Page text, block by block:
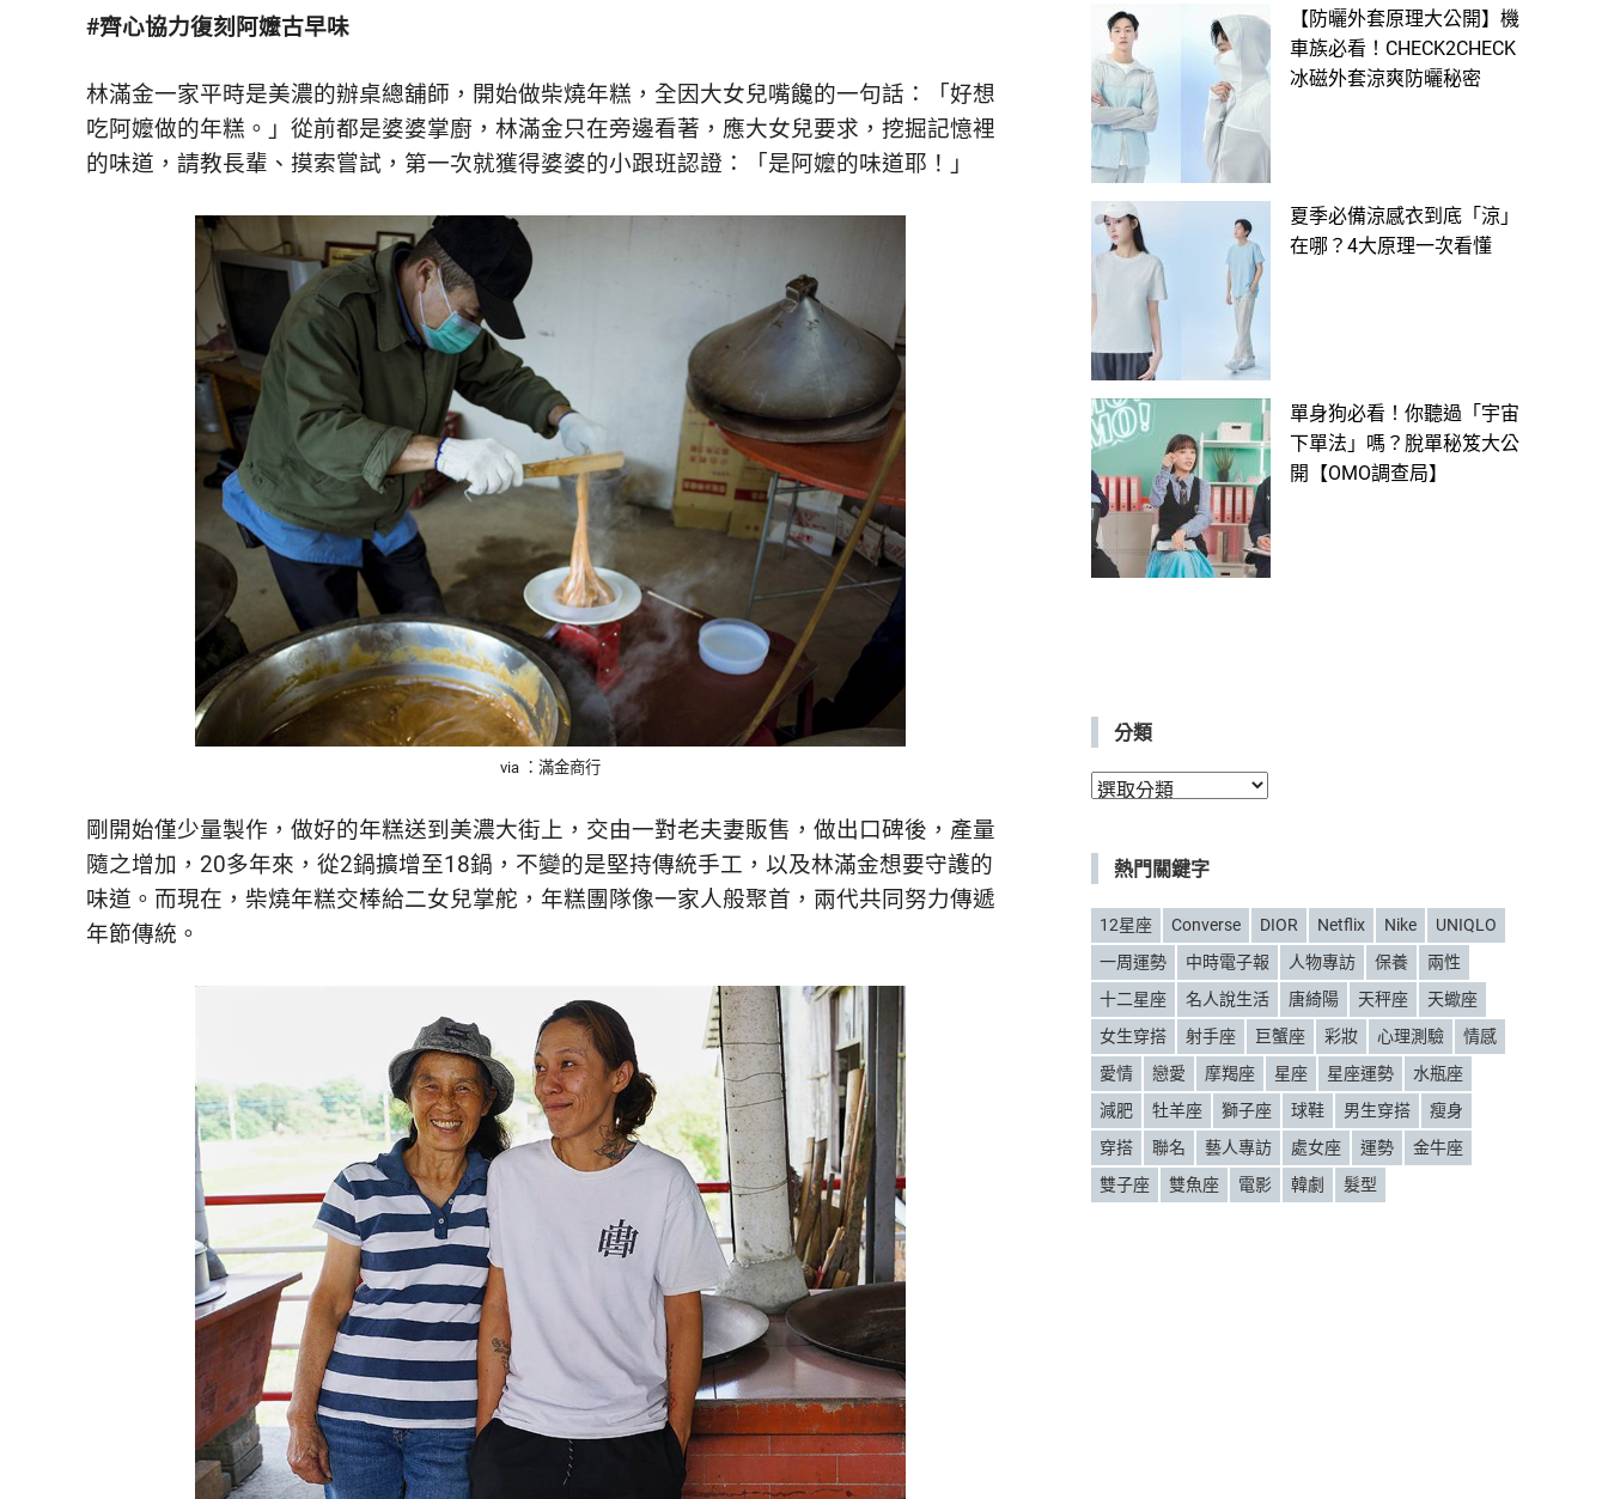
容，
讓
一
無
二
的
#齊心協力復刻阿嬤古早味
林滿金一家平時是美濃的辦桌總舖師，開始做柴燒年糕，全因大女兒嘴饞的一句話：「好想
吃阿嬤做的年糕。」從前都是婆婆掌廚，林滿金只在旁邊看著，應大女兒要求，挖掘記憶裡
的味道，請教長輩、摸索嘗試，第一次就獲得婆婆的小跟班認證：「是阿嬤的味道耶！」
via ：滿金商行
剛開始僅少量製作，做好的年糕送到美濃大街上，交由一對老夫妻販售，做出口碑後，產量
隨之增加，20多年來，從2鍋擴增至18鍋，不變的是堅持傳統手工，以及林滿金想要守護的
味道。而現在，柴燒年糕交棒給二女兒掌舵，年糕團隊像一家人般聚首，兩代共同努力傳遞
年節傳統。
【防曬外套原理大公開】機
車族必看！CHECK2CHECK
冰磁外套涼爽防曬秘密
夏季必備涼感衣到底「涼」
在哪？4大原理一次看懂
單身狗必看！你聽過「宇宙
下單法」嗎？脫單秘笈大公
開【OMO調查局】
分類
分
熱門關鍵字
12星座 Converse DIOR Netflix Nike
UNIQLO
一周運勢
中時電子報 人物專訪 保養
兩性
十二星座
名人說生活 唐綺陽 天秤座
天蠍座
女生穿搭
射手座 巨蟹座 彩妝 心理測驗
情感
愛情
戀愛 摩羯座 星座 星座運勢
水瓶座
減肥
牡羊座 獅子座 球鞋 男生穿搭
瘦身
穿搭
聯名 藝人專訪 處女座 運勢
金牛座
雙子座
雙魚座 電影 韓劇 髮型